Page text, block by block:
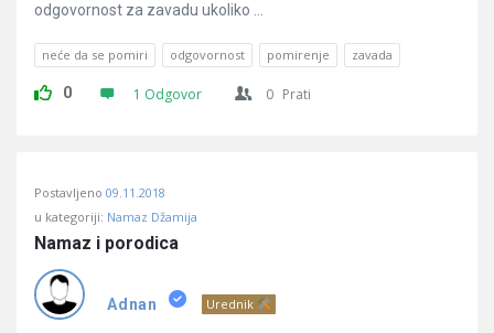
odgovornost za zavadu ukoliko ...
neće da se pomiri odgovornost pomirenje zavada
0 1 Odgovor 0 Prati
Postavljeno 09.11.2018
u kategoriji: Namaz Džamija
Namaz i porodica
Adnan Urednik